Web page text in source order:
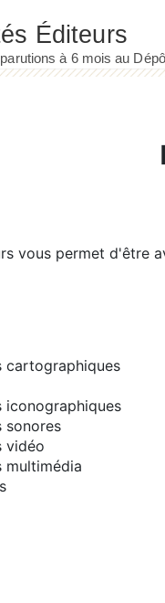
vous permet d'être
cartographiques
iconographiques
sonores
vidéo
multimédia